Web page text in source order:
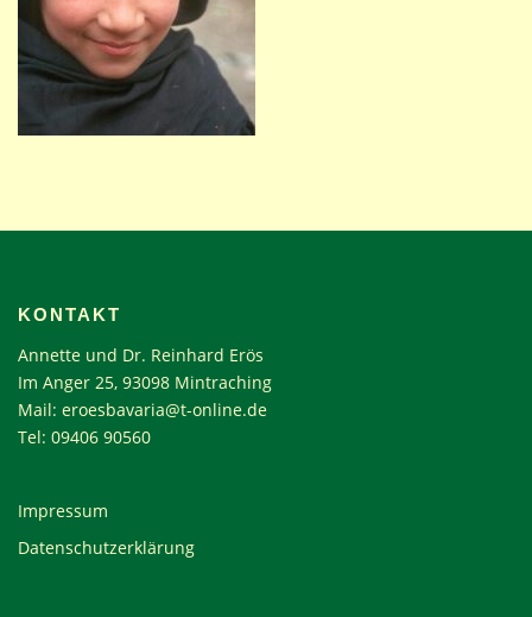
KONTAKT
Annette und Dr. Reinhard Erös
Im Anger 25, 93098 Mintraching
Mail: eroesbavaria@t-online.de
Tel: 09406 90560
Impressum
Datenschutzerklärung